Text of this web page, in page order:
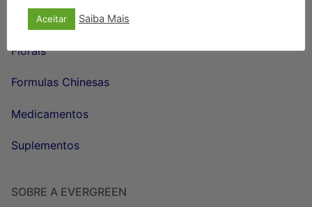
Cosmeticos
Florais
Formulas Chinesas
Medicamentos
Suplementos
SOBRE A EVERGREEN
Aceitar Saiba Mais